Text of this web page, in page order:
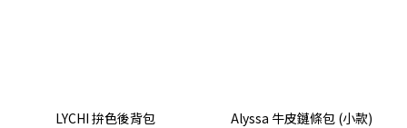
LYCHI 拚色後背包 Alyssa 牛皮鏈條包 (小款)